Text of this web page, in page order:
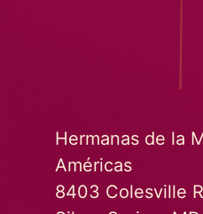
Hermanas de la
Américas
8403 Colesville